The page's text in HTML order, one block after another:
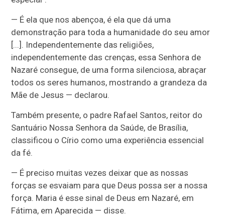
— É ela que nos abençoa, é ela que dá uma
demonstração para toda a humanidade do seu amor
[...]. Independentemente das religiões,
independentemente das crenças, essa Senhora de
Nazaré consegue, de uma forma silenciosa, abraçar
todos os seres humanos, mostrando a grandeza da
Mãe de Jesus — declarou.
Também presente, o padre Rafael Santos, reitor do
Santuário Nossa Senhora da Saúde, de Brasília,
classificou o Círio como uma experiência essencial
da fé.
— É preciso muitas vezes deixar que as nossas
forças se esvaiam para que Deus possa ser a nossa
força. Maria é esse sinal de Deus em Nazaré, em
Fátima, em Aparecida — disse.